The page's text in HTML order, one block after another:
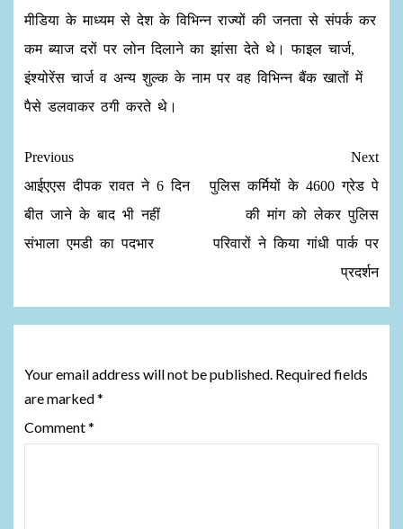
मीडिया के माध्यम से देश के विभिन्न राज्यों की जनता से संपर्क कर
कम ब्याज दरों पर लोन दिलाने का झांसा देते थे। फाइल चार्ज,
इंश्योरेंस चार्ज व अन्य शुल्क के नाम पर वह विभिन्न बैंक खातों में
पैसे डलवाकर ठगी करते थे।
Previous
आईएएस दीपक रावत ने 6 दिन
बीत जाने के बाद भी नहीं
संभाला एमडी का पदभार
Next
पुलिस कर्मियों के 4600 ग्रेड पे
की मांग को लेकर पुलिस
परिवारों ने किया गांधी पार्क पर
प्रदर्शन
Your email address will not be published. Required fields
are marked*
Comment*